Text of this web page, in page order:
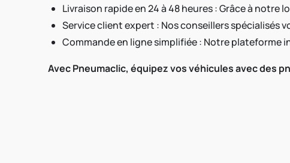
Livraison rapide en 24 à 48 heures : Grâce à
Service client expert : Nos conseillers spécialisés
Commande en ligne simplifiée : Notre plateforme
Avec Pneumaclic, équipez vos véhicules avec des